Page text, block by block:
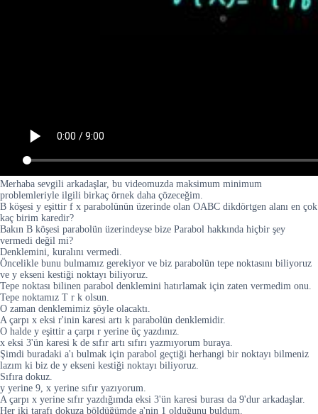
Merhaba sevgili arkadaşlar, bu videomuzda maksimum minimum
problemleriyle ilgili birkaç örnek daha çözeceğim.
B köşesi y eşittir f x parabolünün üzerinde olan OABC dikdörtgen alanı en çok
kaç birim karedir?
Bakın B köşesi parabolün üzerindeyse bize Parabol hakkında hiçbir şey
vermedi değil mi?
Denklemini, kuralını vermedi.
Öncelikle bunu bulmamız gerekiyor ve biz parabolün tepe noktasını biliyoruz
ve y ekseni kestiği noktayı biliyoruz.
Tepe noktası bilinen parabol denklemini hatırlamak için zaten vermedim onu.
Tepe noktamız T r k olsun.
O zaman denklemimiz şöyle olacaktı.
A çarpı x eksi r'inin karesi artı k parabolün denklemidir.
O halde y eşittir a çarpı r yerine üç yazdınız.
x eksi 3'ün karesi k de sıfır artı sıfırı yazmıyorum buraya.
Şimdi buradaki a'ı bulmak için parabol geçtiği herhangi bir noktayı bilmeniz
lazım ki biz de y ekseni kestiği noktayı biliyoruz.
Sıfıra dokuz.
y yerine 9, x yerine sıfır yazıyorum.
A çarpı x yerine sıfır yazdığımda eksi 3'ün karesi burası da 9'dur arkadaşlar.
Her iki tarafı dokuza böldüğümde a'nin 1 olduğunu buldum.